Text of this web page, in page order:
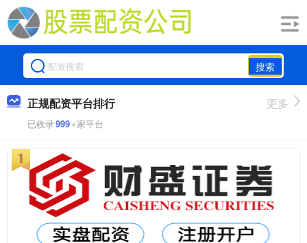
搜索
正规配资平台排行
已收录999+家平台
更多